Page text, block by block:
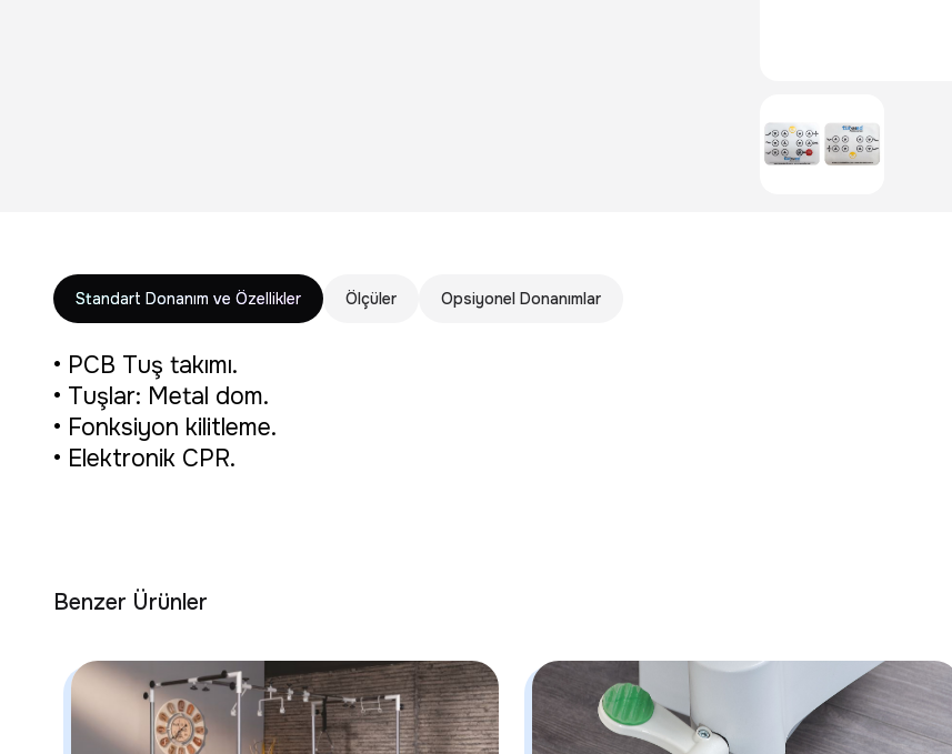
Standart Donanım ve Özellikler Ölçüler Opsiyonel Donanımlar
• PCB Tuş takımı.
• Tuşlar: Metal dom.
• Fonksiyon kilitleme.
• Elektronik CPR.
Benzer Ürünler